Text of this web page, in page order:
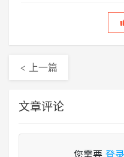
上转帖，也有自
< 上一篇
文章评论
您需要 登录